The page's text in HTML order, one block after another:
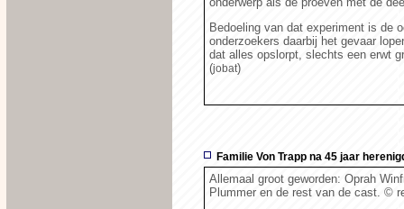
Bedoeling van dat experiment is de
onderzoekers daarbij het gevaar
dat alles opslorpt, slechts een erwt
(jobat)
Familie Von Trapp na 45 jaar
Allemaal groot geworden: Oprah
Plummer en de rest van de cast. ©